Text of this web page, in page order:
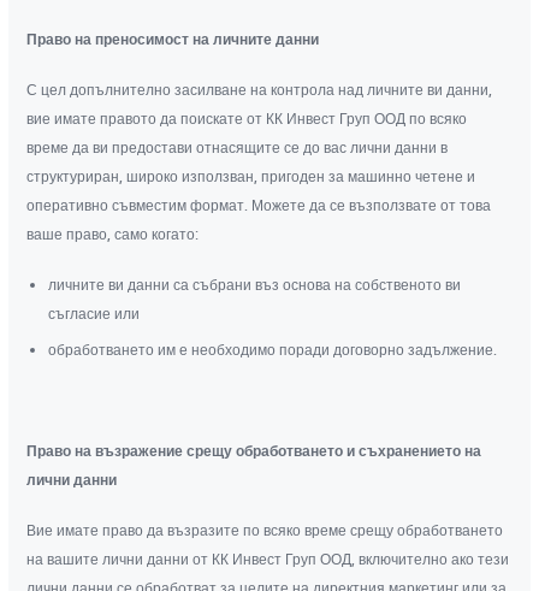
Право на преносимост на личните данни
С цел допълнително засилване на контрола над личните ви данни,
вие имате правото да поискате от КК Инвест Груп ООД по всяко
време да ви предостави отнасящите се до вас лични данни в
структуриран, широко използван, пригоден за машинно четене и
оперативно съвместим формат. Можете да се възползвате от това
ваше право, само когато:
личните ви данни са събрани въз основа на собственото ви
съгласие или
обработването им е необходимо поради договорно задължение.
Право на възражение срещу обработването и съхранението на
лични данни
Вие имате право да възразите по всяко време срещу обработването
на вашите лични данни от КК Инвест Груп ООД, включително ако тези